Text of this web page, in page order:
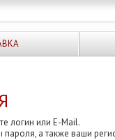
логин или E-Mail.
пароля, а также ваши